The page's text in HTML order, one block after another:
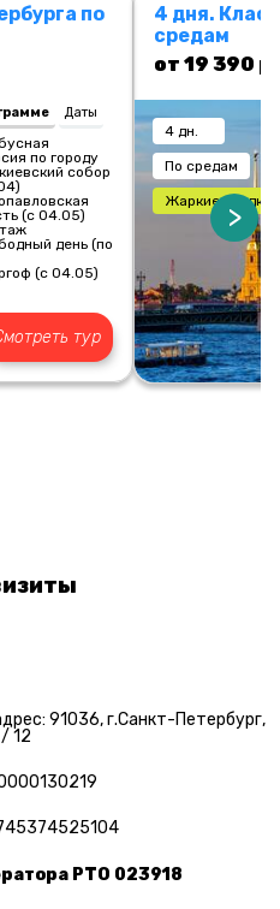
по
Даты
по городу
собор
(с 04.05)
день (по
(с 04.05)
тур
4 дня.
средам
от 19 390 р.
4 дн.
По средам
Жаркие скидки
>
91036, г.Санкт-Петербург,
12
РТО 023918